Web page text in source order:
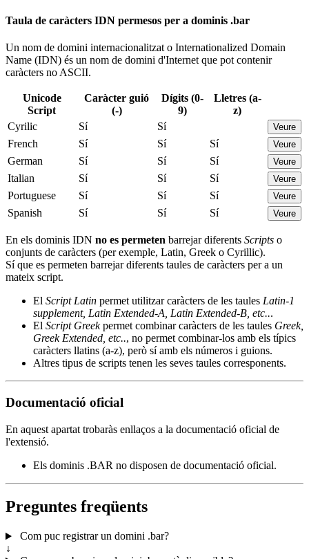
Taula de caràcters IDN permesos per a dominis .bar
Un nom de domini internacionalitzat o Internationalized Domain
Name (IDN) és un nom de domini d'Internet que pot contenir
caràcters no ASCII.
Unicode
Script
Caràcter guió
(-)
Dígits (0-
9)
Lletres (a-
z)
Cyrilic
Sí Sí Veure
French Sí Sí Sí Veure
German Sí Sí Sí Veure
Italian Sí Sí Sí Veure
Portuguese Sí Sí Sí Veure
Spanish Sí Sí Sí Veure
En els dominis IDN no es permeten barrejar diferents Scripts o
conjunts de caràcters (per exemple, Latin, Greek o Cyrillic).
Sí que es permeten barrejar diferents taules de caràcters per a un
mateix script.
El Script Latin permet utilitzar caràcters de les taules Latin-1
supplement, Latin Extended-A, Latin Extended-B, etc...
El Script Greekpermet combinar caràcters de les taules Greek,
Greek Extended, etc.., no permet combinar-los amb els típics
caràcters llatins (a-z), però sí amb els números i guions.
Altres tipus de scripts tenen les seves taules corresponents.
Documentació oficial
En aquest apartat trobaràs enllaços a la documentació oficial de
l'extensió.
Els dominis .BAR no disposen de documentació oficial.
Preguntes freqüents
Com puc registrar un domini .bar?
↓